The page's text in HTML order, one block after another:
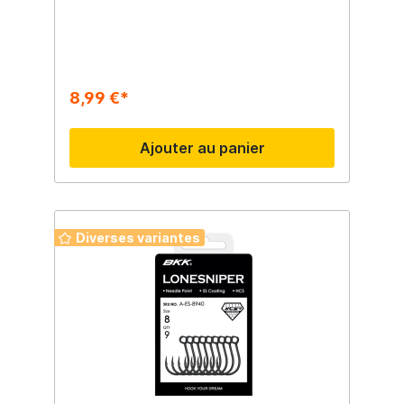
8,99 €*
Ajouter au panier
Diverses variantes